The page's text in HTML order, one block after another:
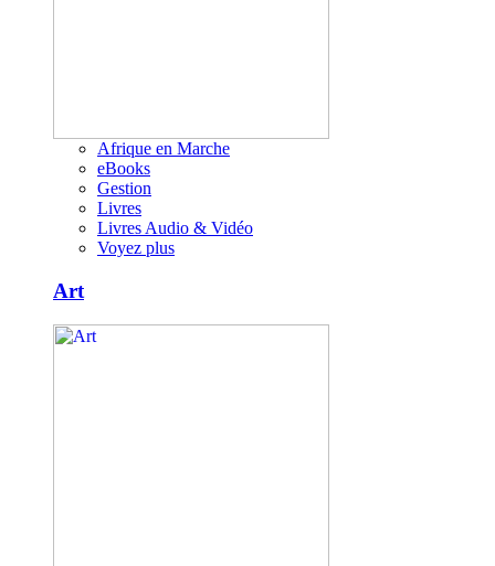
Afrique en Marche
eBooks
Gestion
Livres
Livres Audio & Vidéo
Voyez plus
Art